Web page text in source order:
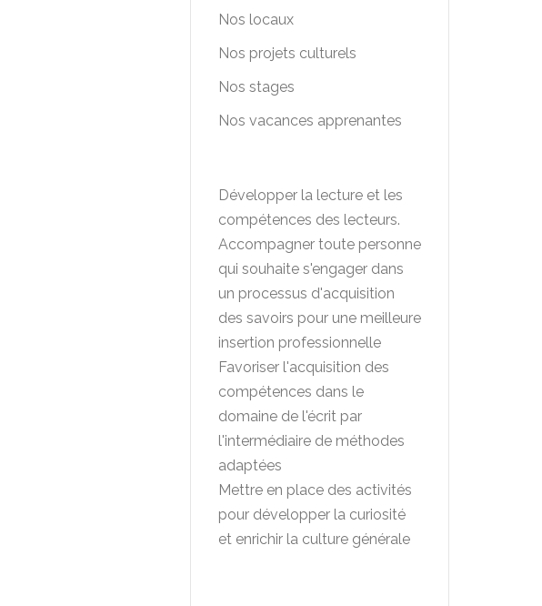
Nos locaux
Nos projets culturels
Nos stages
Nos vacances apprenantes
Développer la lecture et les
compétences des lecteurs.
Accompagner toute personne
qui souhaite s'engager dans
un processus d'acquisition
des savoirs pour une meilleure
insertion professionnelle
Favoriser l'acquisition des
compétences dans le
domaine de l'écrit par
l'intermédiaire de méthodes
adaptées
Mettre en place des activités
pour développer la curiosité
et enrichir la culture générale